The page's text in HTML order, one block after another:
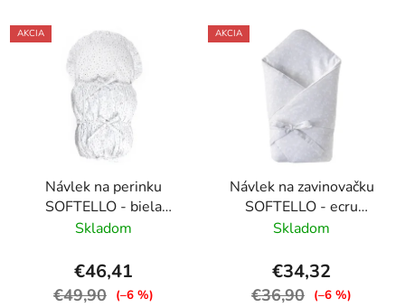
AKCIA
Návlek na perinku
SOFTELLO - biela
bodka
Skladom
€46,41
€49,90 (–6 %)
AKCIA
Návlek na zavinovačku
SOFTELLO - ecru
eukalyptus
Skladom
€34,32
€36,90 (–6 %)